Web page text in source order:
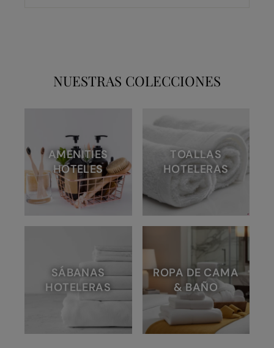
NUESTRAS COLECCIONES
AMENITIES
HOTELES
TOALLAS
HOTELERAS
SÁBANAS
HOTELERAS
ROPA DE CAMA
& BAÑO